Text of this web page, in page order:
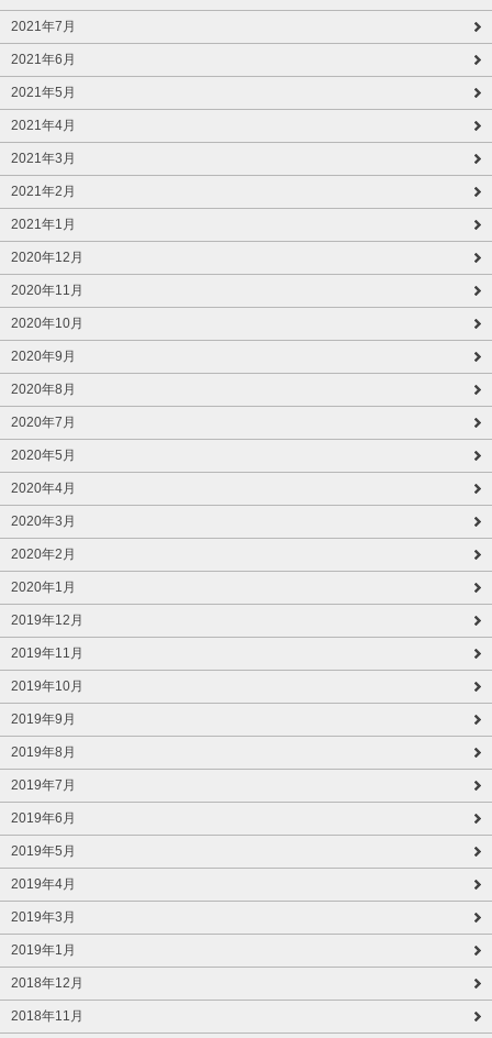
2021年7月
2021年6月
2021年5月
2021年4月
2021年3月
2021年2月
2021年1月
2020年12月
2020年11月
2020年10月
2020年9月
2020年8月
2020年7月
2020年5月
2020年4月
2020年3月
2020年2月
2020年1月
2019年12月
2019年11月
2019年10月
2019年9月
2019年8月
2019年7月
2019年6月
2019年5月
2019年4月
2019年3月
2019年1月
2018年12月
2018年11月